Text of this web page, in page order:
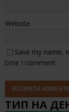
Website
Save my name,
time I comment.
ТИП НА